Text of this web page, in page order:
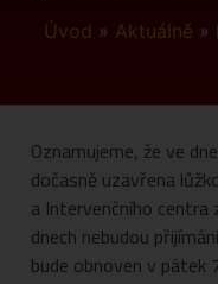
Úvod » Aktuálně »
Oznamujeme, že ve
dočasně uzavřena
a Intervenčního centra
dnech nebudou
bude obnoven v pátek